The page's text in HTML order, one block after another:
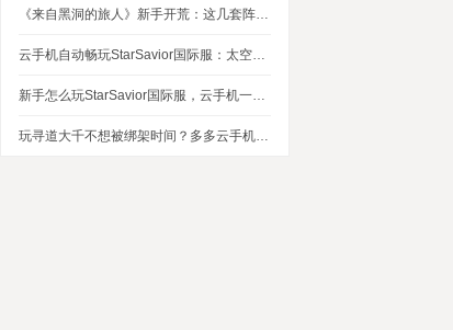
《来自黑洞的旅人》新手开荒：这几套阵容，实测好用
云手机自动畅玩StarSavior国际服：太空星战到底值不值得入坑
新手怎么玩StarSavior国际服，云手机一键搞定
玩寻道大千不想被绑架时间？多多云手机帮我自动挂机平衡游戏和生活